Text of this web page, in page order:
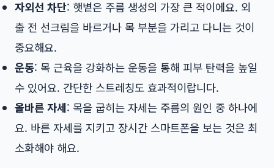
자외선 차단: 햇볕은 주름 생성의 가장 큰 적이에요. 외
출 전 선크림을 바르거나 목 부분을 가리고 다니는 것이
중요해요.
운동: 목 근육을 강화하는 운동을 통해 피부 탄력을 높일
수 있어요. 간단한 스트레칭도 효과적이랍니다.
올바른 자세: 목을 굽히는 자세는 주름의 원인 중 하나에
요. 바른 자세를 지키고 장시간 스마트폰을 보는 것은 최
소화해야 해요.